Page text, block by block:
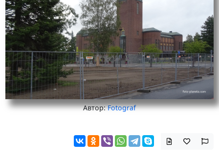
Автор:Fotograf